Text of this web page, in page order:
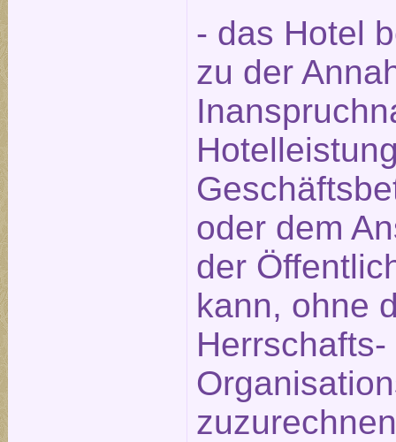
- das Hotel
zu der
oder dem
der
kann, ohne
Herrschafts-